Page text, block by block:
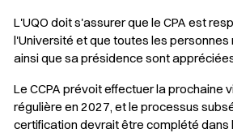
L'UQO doit s'assurer que le CPA est
l'Université et que toutes les personnes
ainsi que sa présidence sont
Le CCPA prévoit effectuer la prochaine
régulière en 2027, et le processus
certification devrait être complété dans